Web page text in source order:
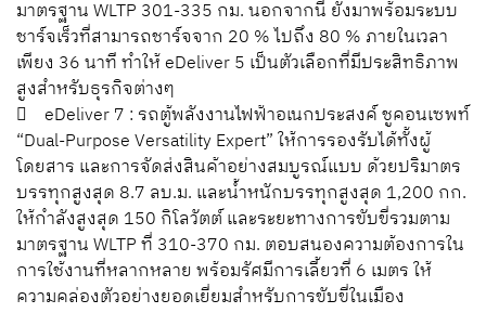
มาตรฐาน WLTP 301-335 กม. นอกจากนี้ ยังมาพร้อมระบบ
ชาร์จเร็วที่สามารถชาร์จจาก 20 % ไปถึง 80 % ภายในเวลา
เพียง 36 นาที ทำให้ eDeliver 5 เป็นตัวเลือกที่มีประสิทธิภาพ
สูงสำหรับธุรกิจต่างๆ
 eDeliver 7 : รถตู้พลังงานไฟฟ้าอเนกประสงค์ ชูคอนเซพท์
“Dual-Purpose Versatility Expert” ให้การรองรับได้ทั้งผู้
โดยสาร และการจัดส่งสินค้าอย่างสมบูรณ์แบบ ด้วยปริมาตร
บรรทุกสูงสุด 8.7 ลบ.ม. และน้ำหนักบรรทุกสูงสุด 1,200 กก.
ให้กำลังสูงสุด 150 กิโลวัตต์ และระยะทางการขับขี่รวมตาม
มาตรฐาน WLTP ที่ 310-370 กม. ตอบสนองความต้องการใน
การใช้งานที่หลากหลาย พร้อมรัศมีการเลี้ยวที่ 6 เมตร ให้
ความคล่องตัวอย่างยอดเยี่ยมสำหรับการขับขี่ในเมือง